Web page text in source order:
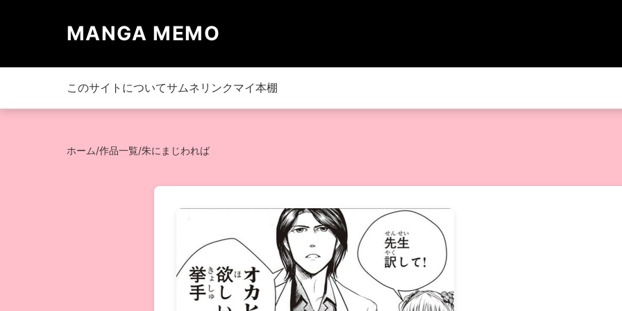
MANGA MEMO
このサイトについてサムネリンク マイ本棚
ホーム/作品一覧/朱にまじわれば